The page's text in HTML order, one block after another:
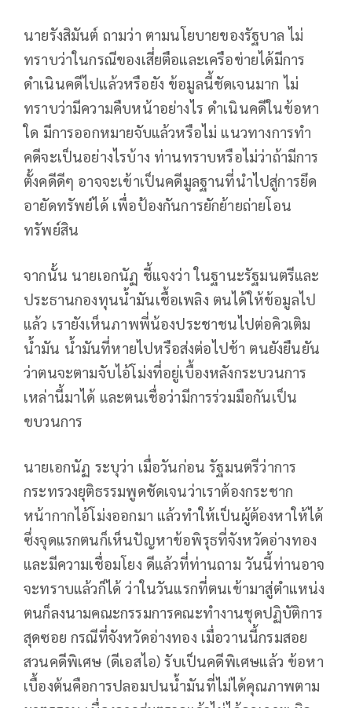
นายรังสิมันต์ ถามว่า ตามนโยบายของรัฐบาล ไม่
ทราบว่าในกรณีของเสี่ยตือและเครือข่ายได้มีการ
ดำเนินคดีไปแล้วหรือยัง ข้อมูลนี้ชัดเจนมาก ไม่
ทราบว่ามีความคืบหน้าอย่างไร ดำเนินคดีในข้อหา
ใด มีการออกหมายจับแล้วหรือไม่ แนวทางการทำ
คดีจะเป็นอย่างไรบ้าง ท่านทราบหรือไม่ว่าถ้ามีการ
ตั้งคดีดีๆ อาจจะเข้าเป็นคดีมูลฐานที่นำไปสู่การยึด
อายัดทรัพย์ได้ เพื่อป้องกันการยักย้ายถ่ายโอน
ทรัพย์สิน
จากนั้น นายเอกนัฏ ชี้แจงว่า ในฐานะรัฐมนตรีและ
ประธานกองทุนน้ำมันเชื้อเพลิง ตนได้ให้ข้อมูลไป
แล้ว เรายังเห็นภาพพี่น้องประชาชนไปต่อคิวเติม
น้ำมัน น้ำมันที่หายไปหรือส่งต่อไปช้า ตนยังยืนยัน
ว่าตนจะตามจับไอ้โม่งที่อยู่เบื้องหลังกระบวนการ
เหล่านี้มาได้ และตนเชื่อว่ามีการร่วมมือกันเป็น
ขบวนการ
นายเอกนัฏ ระบุว่า เมื่อวันก่อน รัฐมนตรีว่าการ
กระทรวงยุติธรรมพูดชัดเจนว่าเราต้องกระชาก
หน้ากากไอ้โม่งออกมา แล้วทำให้เป็นผู้ต้องหาให้ได้
ซึ่งจุดแรกตนก็เห็นปัญหาข้อพิรุธที่จังหวัดอ่างทอง
และมีความเชื่อมโยง ดีแล้วที่ท่านถาม วันนี้ท่านอาจ
จะทราบแล้วก็ได้ ว่าในวันแรกที่ตนเข้ามาสู่ตำแหน่ง
ตนก็ลงนามคณะกรรมการคณะทำงานชุดปฏิบัติการ
สุดซอย กรณีที่จังหวัดอ่างทอง เมื่อวานนี้กรมสอย
สวนคดีพิเศษ (ดีเอสไอ) รับเป็นคดีพิเศษแล้ว ข้อหา
เบื้องต้นคือการปลอมปนน้ำมันที่ไม่ได้คุณภาพตาม